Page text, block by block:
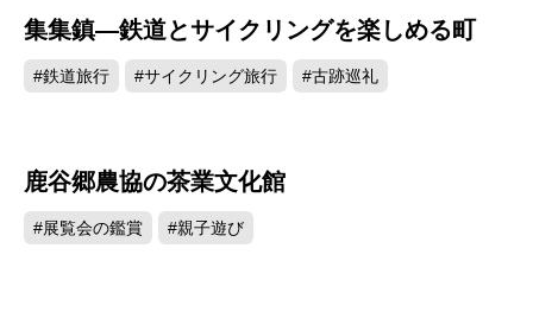
35202
集集鎮―鉄道とサイクリングを楽しめる町
#鉄道旅行 #サイクリング旅行 #古跡巡礼
鹿谷郷農協の茶業文化館
#展覧会の鑑賞 #親子遊び